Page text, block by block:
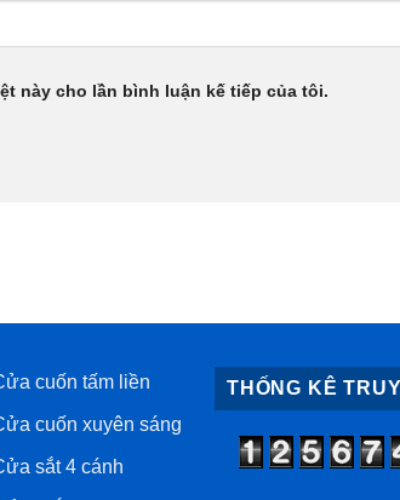
này cho lần bình luận kế tiếp của tôi.
cuốn tấm liền
cuốn xuyên sáng
sắt 4 cánh
THỐNG KÊ